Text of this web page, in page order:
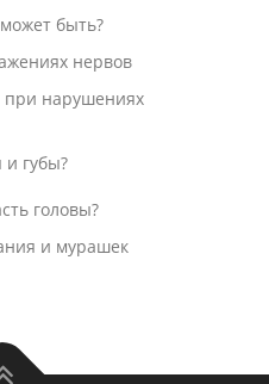
быть?
нервов
при нарушениях
губы?
головы?
и мурашек